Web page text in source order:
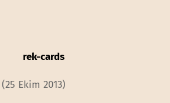
(25 Ekim 2013)